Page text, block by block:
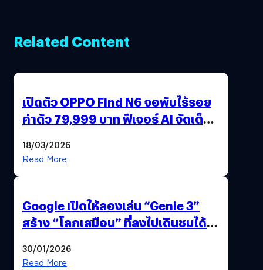
Related Content
เปิดตัว OPPO Find N6 จอพับไร้รอย
ค่าตัว 79,999 บาท ฟีเจอร์ AI จัดเต็ม
18/03/2026
Read More
Google เปิดให้ลองเล่น “Genie 3”
สร้าง “โลกเสมือน” ที่ลงไปเดินชมได้
30/01/2026
Read More